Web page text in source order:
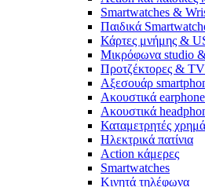
Smartwatches &
Παιδικά
Κάρτες μνήμης &
Μικρόφωνα studio
Προτζέκτορες &
Αξεσουάρ
Ακουστικά
Ακουστικά
Καταμετρητές
Ηλεκτρικά πατίνια
Action κάμερες
Smartwatches
Κινητά τηλέφωνα